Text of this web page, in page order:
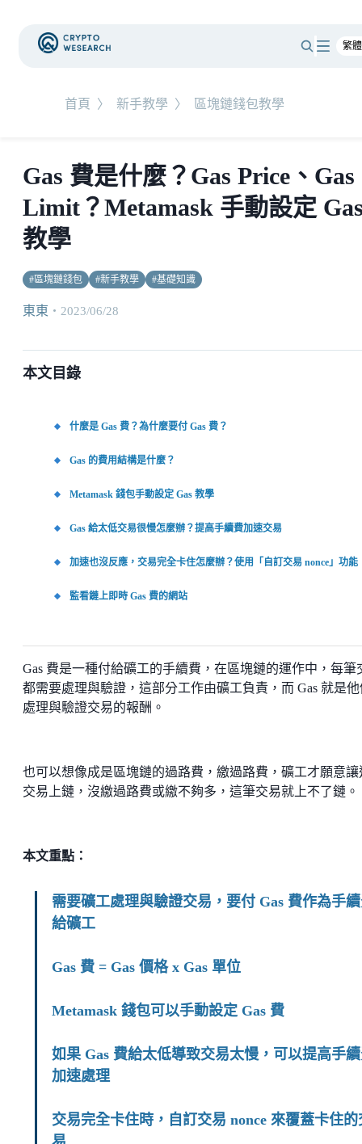
首頁 〉 新手教學 〉 區塊鏈錢包教學
Gas 費是什麼？Gas Price、Gas
Limit？Metamask 手動設定
教學
#區塊鏈錢包 #新手教學 #基礎知識
東東 ・ 2023/06/28
本文目錄
什麼是 Gas 費？為什麼要付 Gas 費？
Gas 的費用結構是什麼？
Metamask 錢包手動設定 Gas 教學
Gas 給太低交易很慢怎麼辦？提高手續費加速交易
加速也沒反應，交易完全卡住怎麼辦？使用「自訂交易 nonce」功能
監看鏈上即時 Gas 費的網站
Gas 費是一種付給礦工的手續費，在區塊鏈的運作中，每筆
都需要處理與驗證，這部分工作由礦工負責，而 Gas 就是他
處理與驗證交易的報酬。
也可以想像成是區塊鏈的過路費，繳過路費，礦工才願意讓
交易上鏈，沒繳過路費或繳不夠多，這筆交易就上不了鏈。
本文重點：
需要礦工處理與驗證交易，要付 Gas 費作為手
給礦工
Gas 費 = Gas 價格 x Gas 單位
Metamask 錢包可以手動設定 Gas 費
如果 Gas 費給太低導致交易太慢，可以提高手
加速處理
交易完全卡住時，自訂交易 nonce 來覆蓋卡住的